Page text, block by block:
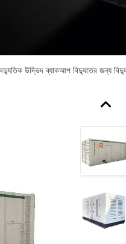
উদ্ভিদ ব্যাকআপ বিদ্যুতের জন্য